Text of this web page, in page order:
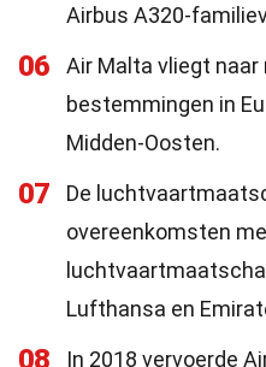
Airbus A320-
06
Air Malta vliegt naar
bestemmingen in
Midden-Oosten.
07
De
overeenkomsten
Lufthansa en
08
In 2018 vervoerde